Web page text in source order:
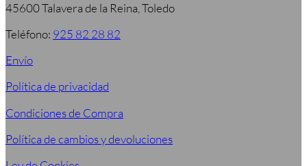
45600 Talavera de la Reina, Toledo
Teléfono: 925 82 28 82
Envío
Política de privacidad
Condiciones de Compra
Política de cambios y devoluciones